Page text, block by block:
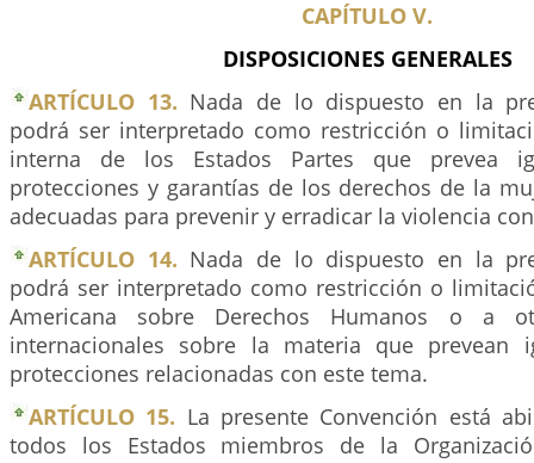
CAPÍTULO V.
DISPOSICIONES GENERALES
ARTÍCULO 13. Nada de lo dispuesto en la
podrá ser interpretado como restricción o
interna de los Estados Partes que prevea
protecciones y garantías de los derechos de la
adecuadas para prevenir y erradicar la violencia
ARTÍCULO 14. Nada de lo dispuesto en la
podrá ser interpretado como restricción o
Americana sobre Derechos Humanos o a
internacionales sobre la materia que prevean
protecciones relacionadas con este tema.
ARTÍCULO 15. La presente Convención está
todos los Estados miembros de la